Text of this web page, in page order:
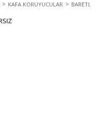
KAFA KORUYUCULAR